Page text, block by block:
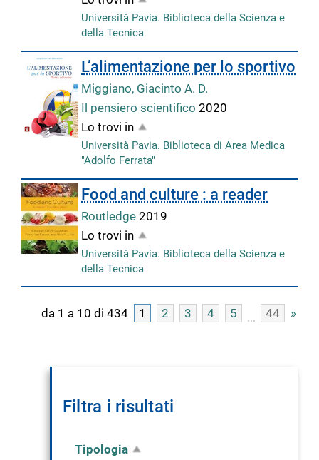
Università Pavia. Biblioteca della Scienza e
della Tecnica
L’alimentazione per lo sportivo
Miggiano, Giacinto A. D.
Il pensiero scientifico2020
Lo trovi in
Università Pavia. Biblioteca di Area Medica
"Adolfo Ferrata"
Food and culture : a reader
Routledge2019
Lo trovi in
Università Pavia. Biblioteca della Scienza e
della Tecnica
da 1 a 10 di 434 1 2 3 4 5 44 »
Filtra i risultati
Tipologia